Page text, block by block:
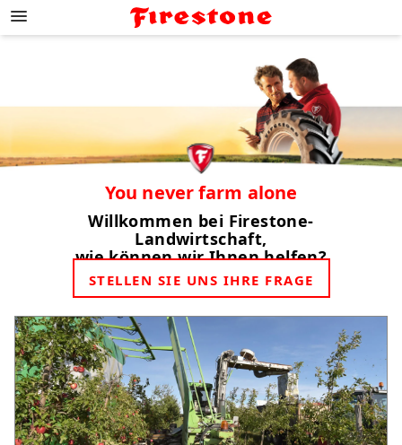
You never farm alone
Willkommen bei Firestone-
Landwirtschaft,
wie können wir Ihnen helfen?
STELLEN SIE UNS IHRE FRAGE